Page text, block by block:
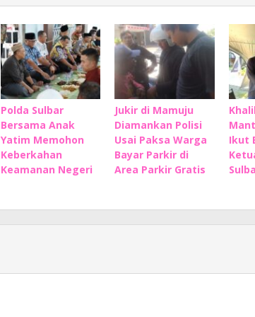
Polda Sulbar
Bersama Anak
Yatim Memohon
Keberkahan
Keamanan Negeri
Jukir di Mamuju
Diamankan Polisi
Usai Paksa Warga
Bayar Parkir di
Area Parkir Gratis
Ikut